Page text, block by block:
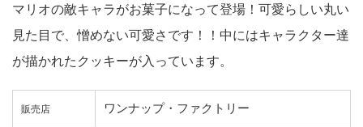
マリオの敵キャラがお菓子になって登場！可愛らしい丸い
見た目で、憎めない可愛さです！！中にはキャラクター達
が描かれたクッキーが入っています。
販売店 ワンナップ・ファクトリー